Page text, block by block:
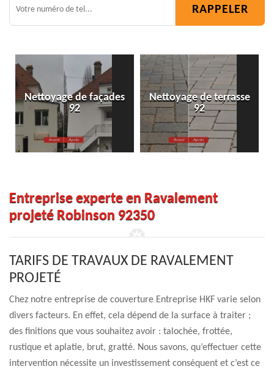
Nettoyage de façades
92
Nettoyage de terrasse
92
Entreprise experte en Ravalement
projeté Robinson 92350
TARIFS DE TRAVAUX DE RAVALEMENT
PROJETÉ
Chez notre entreprise de couverture Entreprise HKF varie selon
divers facteurs. En effet, cela dépend de la surface à traiter ;
des finitions que vous souhaitez avoir : talochée, frottée,
rustique et aplatie, brut, gratté. Nous savons, qu’effectuer cette
intervention nécessite un investissement conséquent et c’est ce